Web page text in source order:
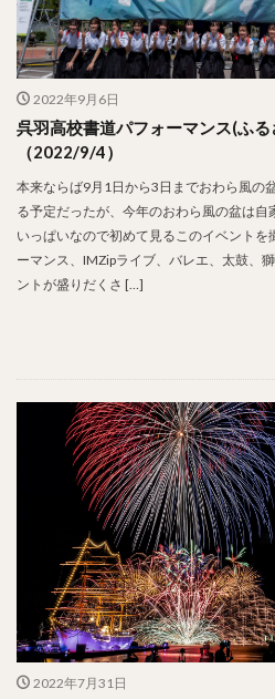
2022年9月6日
呉羽高校書道パフォーマンス(ふ
（2022/9/4）
本来ならば9月1日から3日までおわら風の
る予定だったが、今年のおわら風の盆は
いっぱいなので初めて見るこのイベントを
ーマンス、IMZipライブ、バレエ、太鼓、
ントが盛りだくさ […]
2022年7月31日